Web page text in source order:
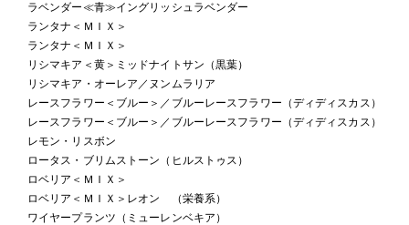
ラベンダー≪青≫イングリッシュラベンダー
ランタナ＜ＭＩＸ＞
ランタナ＜ＭＩＸ＞
リシマキア＜黄＞ミッドナイトサン（黒葉）
リシマキア・オーレア／ヌンムラリア
レースフラワー＜ブルー＞／ブルーレースフラワー（ディディスカス）
レースフラワー＜ブルー＞／ブルーレースフラワー（ディディスカス）
レモン・リスボン
ロータス・ブリムストーン（ヒルストゥス）
ロベリア＜ＭＩＸ＞
ロベリア＜ＭＩＸ＞レオン （栄養系）
ワイヤープランツ（ミューレンベキア）